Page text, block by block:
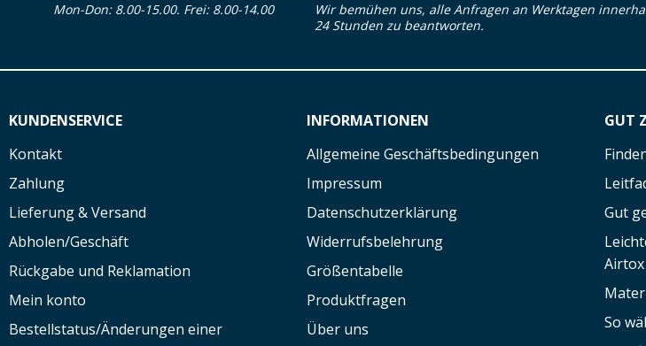
Mon-Don: 8.00-15.00. Frei: 8.00-14.00
Wir bemühen uns, alle Anfragen an Werktagen
24 Stunden zu beantworten.
KUNDENSERVICE
Kontakt
Zahlung
Lieferung & Versand
Abholen/Geschäft
Rückgabe und Reklamation
Mein konto
Bestellstatus/Änderungen einer
INFORMATIONEN
Allgemeine Geschäftsbedingungen
Impressum
Datenschutzerklärung
Widerrufsbelehrung
Größentabelle
Produktfragen
Über uns
GUT
Gut
So